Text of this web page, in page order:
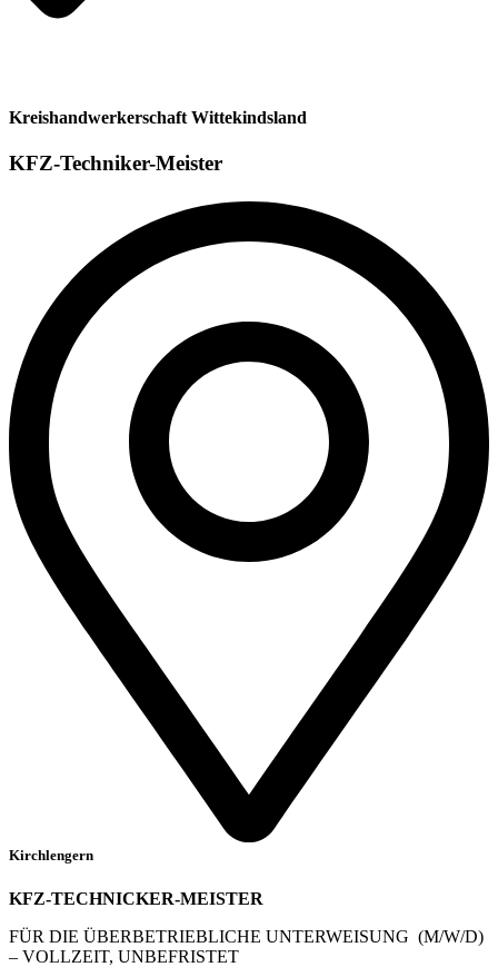
Kreishandwerkerschaft Wittekindsland
KFZ-Techniker-Meister
Kirchlengern
KFZ-TECHNICKER-MEISTER
FÜR DIE ÜBERBETRIEBLICHE UNTERWEISUNG (M/W/D)
– VOLLZEIT, UNBEFRISTET